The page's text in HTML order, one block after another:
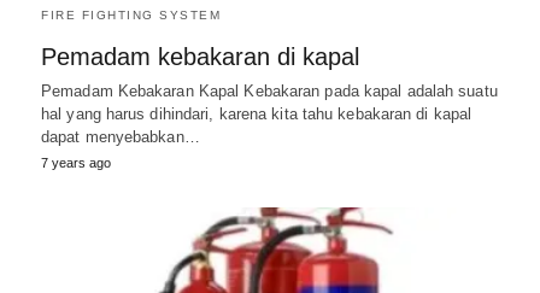
FIRE FIGHTING SYSTEM
Pemadam kebakaran di kapal
Pemadam Kebakaran Kapal Kebakaran pada kapal adalah suatu
hal yang harus dihindari, karena kita tahu kebakaran di kapal
dapat menyebabkan…
7 years ago